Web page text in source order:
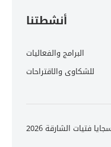
أنشطتنا
البرامج والفعاليات
للشكاوى والاقتراحات